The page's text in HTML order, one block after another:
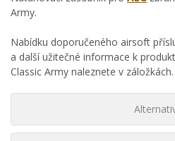
Army.
Nabídku doporučeného airsoft
a další užitečné informace k
Classic Army naleznete v záložkách.